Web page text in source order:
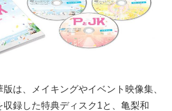
は、メイキングやイベント映像集、
収録した特典ディスク1と、亀梨和